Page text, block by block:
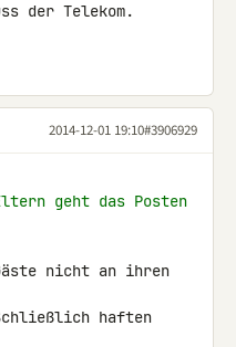
der Telekom.
2014-12-01 19:10#3906929
geht das Posten
nicht an ihren
haften